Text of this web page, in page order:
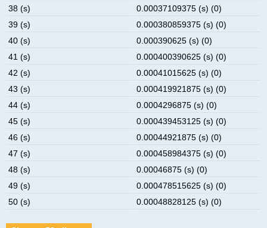
38 (s)
0.00037109375 (s) (0)
39 (s)
0.000380859375 (s) (0)
40 (s)
0.000390625 (s) (0)
41 (s)
0.000400390625 (s) (0)
42 (s)
0.00041015625 (s) (0)
43 (s)
0.000419921875 (s) (0)
44 (s)
0.0004296875 (s) (0)
45 (s)
0.000439453125 (s) (0)
46 (s)
0.00044921875 (s) (0)
47 (s)
0.000458984375 (s) (0)
48 (s)
0.00046875 (s) (0)
49 (s)
0.000478515625 (s) (0)
50 (s)
0.00048828125 (s) (0)